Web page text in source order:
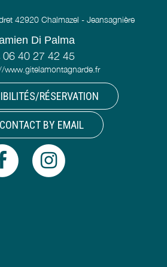
42920 Chalmazel - Jeansagnière
Di Palma
06 40 27 42 45
www.gitelamontagnarde.fr
RÉSERVATION
BY EMAIL